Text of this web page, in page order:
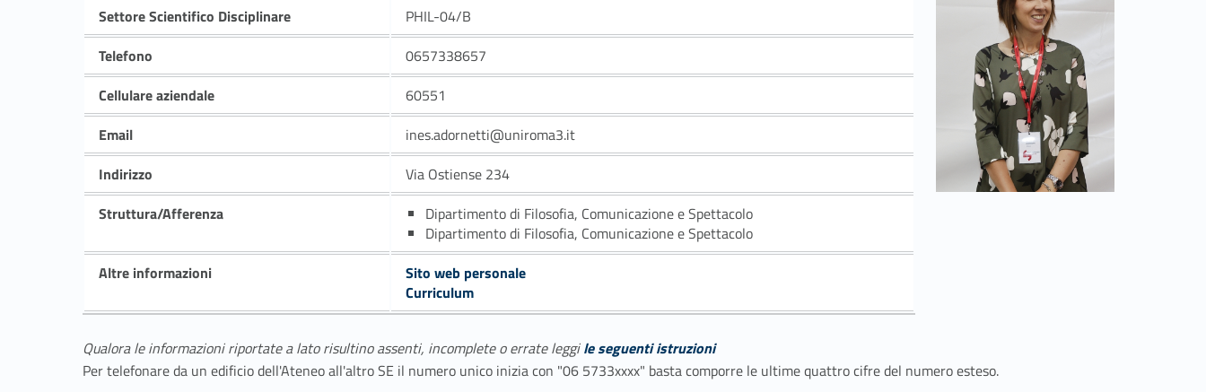
Settore Scientifico Disciplinare
PHIL-04/B
Telefono
0657338657
Cellulare aziendale
60551
Email
ines.adornetti@uniroma3.it
Indirizzo
Via Ostiense 234
Struttura/Afferenza
Dipartimento di Filosofia, Comunicazione e Spettacolo
Dipartimento di Filosofia, Comunicazione e Spettacolo
Altre informazioni
Sito web personale
Curriculum
Qualora le informazioni riportate a lato risultino assenti, incomplete o errate leggile seguenti istruzioni
Per telefonare da un edificio dell'Ateneo all'altro SE il numero unico inizia con "06 5733xxxx" basta comporre le ultime quattro cifre del numero esteso.